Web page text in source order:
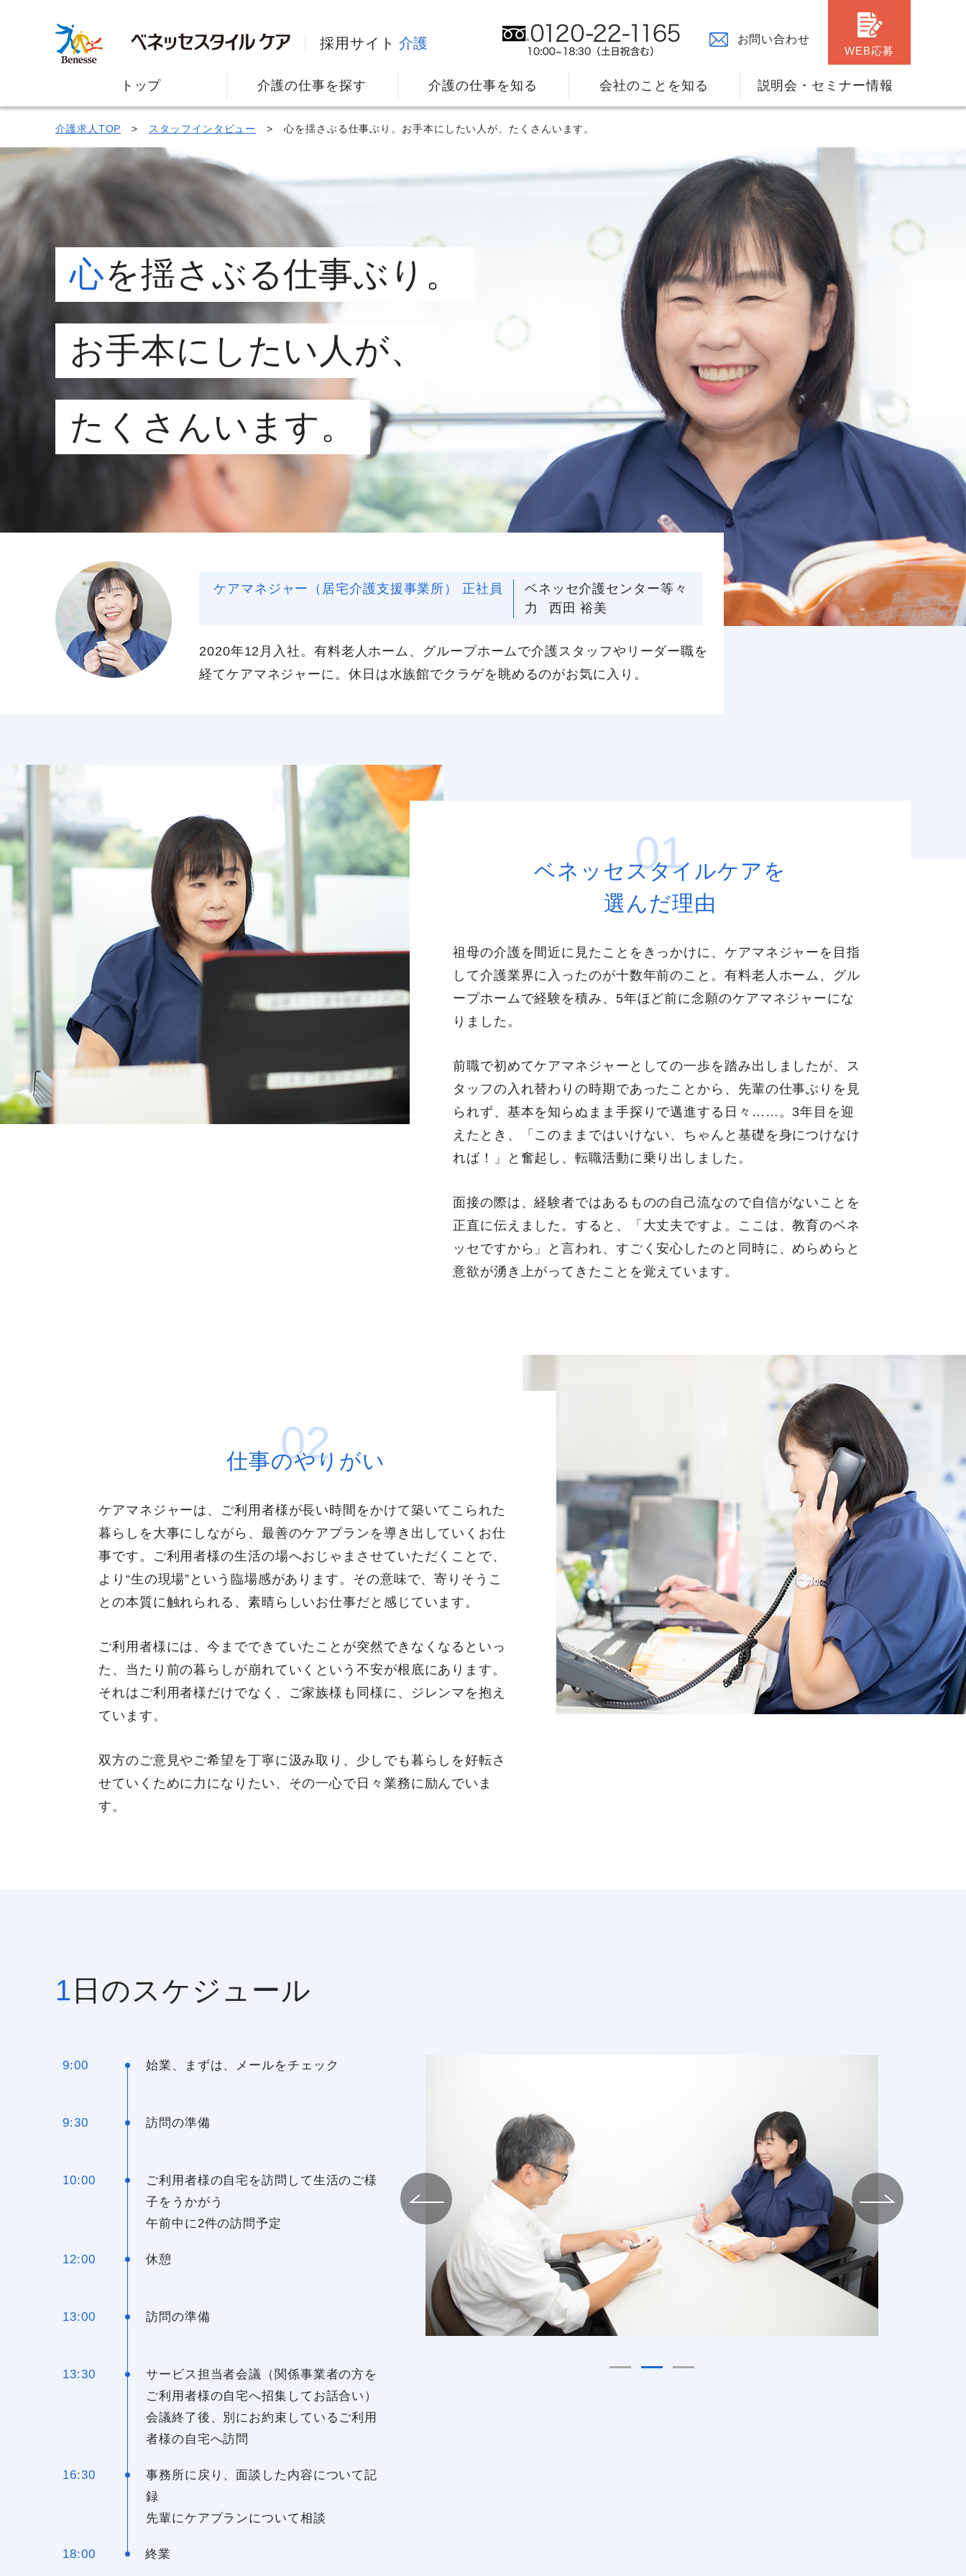
採用サイト 介護
お問い合わせ
WEB応募
トップ 介護の仕事を探す 介護の仕事を知る
給与制度
教育・研修のサポート キャリアプランのサポート
資格取得サポート制度 福利厚生
会社のことを知る
スタッフインタビュー
社⻑メッセージ 我々の原点
社員主役のプロジェクト 職場データ
説明会・セミナー情報
介護求人TOP スタッフインタビュー 心を揺さぶる仕事ぶり。お手本にしたい人が、たくさんいます。
心を揺さぶる仕事ぶり。
お手本にしたい人が、
たくさんいます。
ケアマネジャー（居宅介護支援事業所） 正社員
ベネッセ介護センター等々
力
西田 裕美
2020年12月入社。有料老人ホーム、グループホームで介護スタッフやリーダー職を
経てケアマネジャーに。休日は水族館でクラゲを眺めるのがお気に入り。
01
ベネッセスタイルケアを
選んだ理由
祖母の介護を間近に見たことをきっかけに、ケアマネジャーを目指
して介護業界に入ったのが十数年前のこと。有料老人ホーム、グル
ープホームで経験を積み、5年ほど前に念願のケアマネジャーにな
りました。
前職で初めてケアマネジャーとしての一歩を踏み出しましたが、ス
タッフの入れ替わりの時期であったことから、先輩の仕事ぶりを見
られず、基本を知らぬまま手探りで邁進する日々……。3年目を迎
えたとき、「このままではいけない、ちゃんと基礎を身につけなけ
れば！」と奮起し、転職活動に乗り出しました。
面接の際は、経験者ではあるものの自己流なので自信がないことを
正直に伝えました。すると、「大丈夫ですよ。ここは、教育のベネ
ッセですから」と言われ、すごく安心したのと同時に、めらめらと
意欲が湧き上がってきたことを覚えています。
02
仕事のやりがい
ケアマネジャーは、ご利用者様が長い時間をかけて築いてこられた
暮らしを大事にしながら、最善のケアプランを導き出していくお仕
事です。ご利用者様の生活の場へおじゃまさせていただくことで、
より“生の現場”という臨場感があります。その意味で、寄りそうこ
との本質に触れられる、素晴らしいお仕事だと感じています。
ご利用者様には、今までできていたことが突然できなくなるといっ
た、当たり前の暮らしが崩れていくという不安が根底にあります。
それはご利用者様だけでなく、ご家族様も同様に、ジレンマを抱え
ています。
双方のご意見やご希望を丁寧に汲み取り、少しでも暮らしを好転さ
せていくために力になりたい、その一心で日々業務に励んでいま
す。
1日のスケジュール
9:00 始業、まずは、メールをチェック
9:30 訪問の準備
10:00
ご利用者様の自宅を訪問して生活のご様
子をうかがう
午前中に2件の訪問予定
12:00 休憩
13:00 訪問の準備
13:30
サービス担当者会議（関係事業者の方を
ご利用者様の自宅へ招集してお話合い）
会議終了後、別にお約束しているご利用
者様の自宅へ訪問
16:30
事務所に戻り、面談した内容について記
録
先輩にケアプランについて相談
18:00 終業